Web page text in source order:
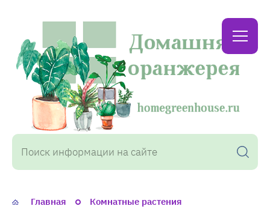
Домашняя
оранжерея
Главная Комнатные растения